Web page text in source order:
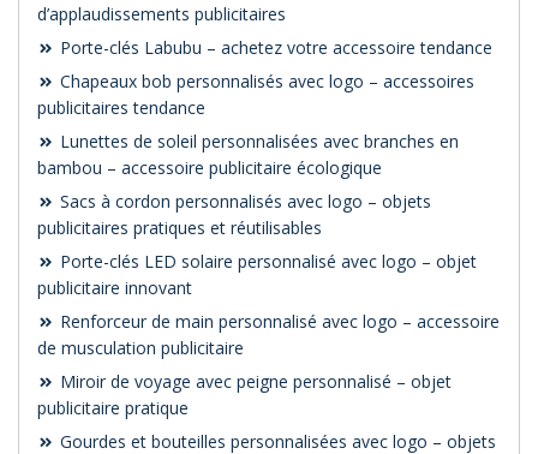
d’applaudissements publicitaires
Porte-clés Labubu – achetez votre accessoire tendance
Chapeaux bob personnalisés avec logo – accessoires
publicitaires tendance
Lunettes de soleil personnalisées avec branches en
bambou – accessoire publicitaire écologique
Sacs à cordon personnalisés avec logo – objets
publicitaires pratiques et réutilisables
Porte-clés LED solaire personnalisé avec logo – objet
publicitaire innovant
Renforceur de main personnalisé avec logo – accessoire
de musculation publicitaire
Miroir de voyage avec peigne personnalisé – objet
publicitaire pratique
Gourdes et bouteilles personnalisées avec logo – objets